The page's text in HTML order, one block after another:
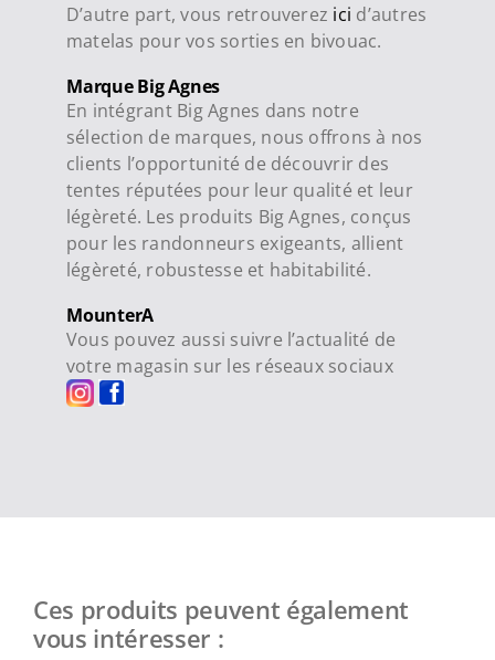
D’autre part, vous retrouverez ici d’autres
matelas pour vos sorties en bivouac.
Marque Big Agnes
En intégrant Big Agnes dans notre
sélection de marques, nous offrons à nos
clients l’opportunité de découvrir des
tentes réputées pour leur qualité et leur
légèreté. Les produits Big Agnes, conçus
pour les randonneurs exigeants, allient
légèreté, robustesse et habitabilité.
MounterA
Vous pouvez aussi suivre l’actualité de
votre magasin sur les réseaux sociaux
Ces produits peuvent également
vous intéresser :